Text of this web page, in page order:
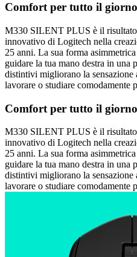
Comfort per tutto il giorno
M330 SILENT PLUS è il risultato
innovativo di Logitech nella
25 anni. La sua forma
guidare la tua mano destra in una
distintivi migliorano la sensazione
lavorare o studiare comodamente
Comfort per tutto il giorno
M330 SILENT PLUS è il risultato
innovativo di Logitech nella
25 anni. La sua forma
guidare la tua mano destra in una
distintivi migliorano la sensazione
lavorare o studiare comodamente